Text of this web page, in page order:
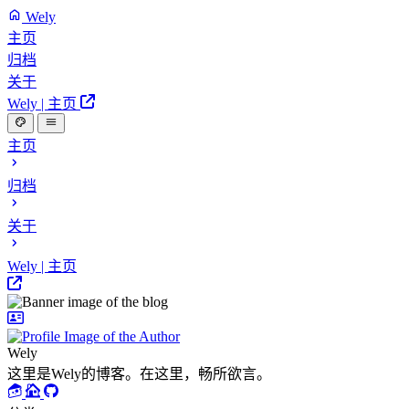
Wely
主页
归档
关于
Wely | 主页
主页
归档
关于
Wely | 主页
Wely
这里是Wely的博客。在这里，畅所欲言。